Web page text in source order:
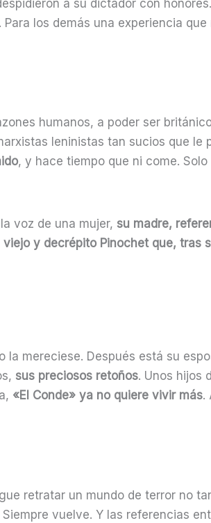
a su dictador con
los demás una experiencia
humanos, a poder ser
leninistas tan sucios que le
, y hace tiempo que ni come.
voz de una mujer, su madre,
viejo y decrépito Pinochet que, tras
mereciese. Después está su
sus preciosos retoños. Unos hijos
«El Conde» ya no quiere vivir más.
retratar un mundo de terror no
vuelve. Y las referencias